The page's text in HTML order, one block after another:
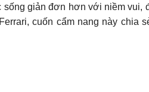
sống giản đơn hơn với niềm vui,
cuốn cẩm nang này chia